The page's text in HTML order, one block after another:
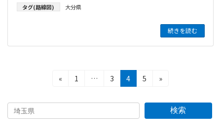
タグ(路線図)
大分県
続きを読む
の
«
固
ジ
1 …
固
ジ
3
固
定
ジ
4
固
ジ
5 »
検索